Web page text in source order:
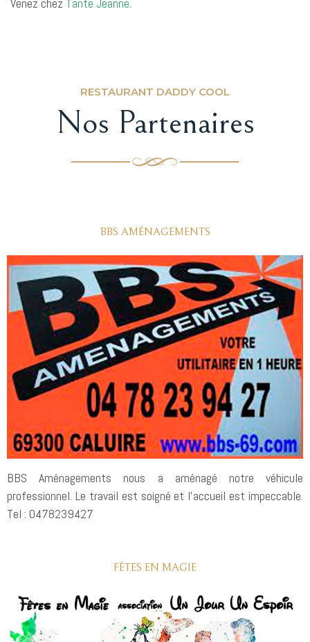
Venez chez Tante Jeanne.
RESTAURANT DADDY COOL
Nos Partenaires
BBS AMÉNAGEMENTS
BBS Aménagements nous a aménagé notre véhicule
professionnel. Le travail est soigné et l’accueil est impeccable.
Tel : 0478239427
FÊTES EN MAGIE